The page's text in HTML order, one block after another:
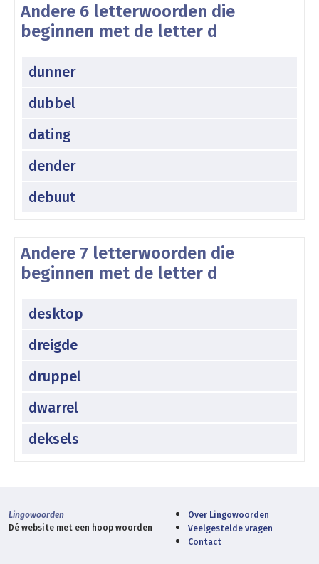
Andere 6 letterwoorden die
beginnen met de letter d
dunner
dubbel
dating
dender
debuut
Andere 7 letterwoorden die
beginnen met de letter d
desktop
dreigde
druppel
dwarrel
deksels
Lingowoorden
Dé website met een hoop woorden
Over Lingowoorden
Veelgestelde vragen
Contact